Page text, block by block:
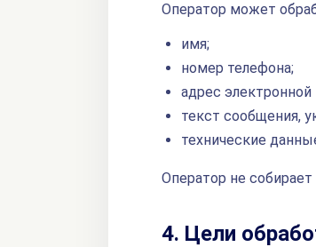
Оператор может
имя;
номер телефона;
адрес
текст сообщения,
технические
Оператор не
4. Цели